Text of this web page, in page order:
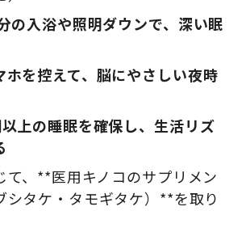
の入浴や照明ダウンで、深い眠
ホを控えて、脳にやさしい夜時
上の睡眠を確保し、生活リズ
て、**医用キノコのサプリメン
シタケ・タモギタケ）**を取り